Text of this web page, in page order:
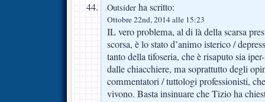
Outsider ha scritto:
Ottobre 22nd, 2014 alle 15:23
IL vero problema, al di là della scarsa
scorsa, è lo stato d’animo isterico /
tanto della tifoseria, che è risaputo sia
dalle chiacchiere, ma soprattutto degli
commentatori / tuttologi professionisti,
vivono. Basta insinuare che Tizio ha